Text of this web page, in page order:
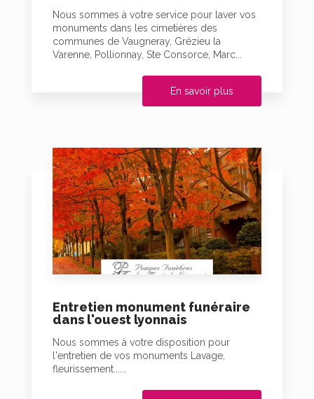
Nous sommes à votre service pour laver vos
monuments dans les cimetières des
communes de Vaugneray, Grézieu la
Varenne, Pollionnay, Ste Consorce, Marc...
En savoir plus
Entretien monument funéraire
dans l'ouest lyonnais
Nous sommes à votre disposition pour
l'entretien de vos monuments Lavage,
fleurissement......